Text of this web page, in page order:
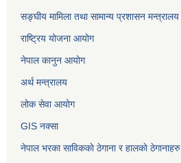
सङ्‍घीय मामिला तथा सामान्य प्रशासन मन्त्रालय
राष्ट्रिय योजना आयोग
नेपाल कानुन आयोग
अर्थ मन्त्रालय
लोक सेवा आयोग
GIS नक्सा
नेपाल भरका साविककाे ठेगाना र हालकाे ठेगानाहरु